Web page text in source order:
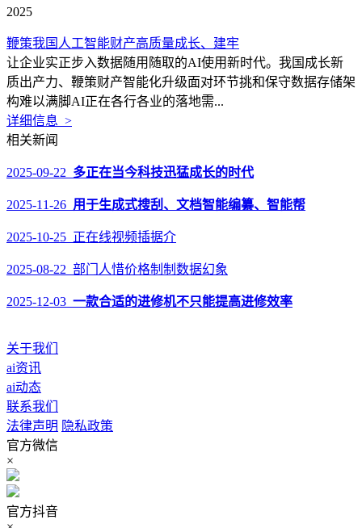
2025
鞭策我国人工智能财产高质量成长、建牢
让企业实正步入数据随用随取的AI使用新时代。我国成长新
质出产力、鞭策财产智能化升级面对环节挑和保守数据存储架
构难以满脚AI正在各行各业的落地需...
详细信息 >
相关新闻
2025-09-22 多正在当今科技迅猛成长的时代
2025-11-26 用于生成式搜刮、文档智能编纂、智能帮
2025-10-25 正在线视频插据介
2025-08-22 部门人惜价格制制数据幻象
2025-12-03 一款合适的进修机不只能提高进修效率
关于我们
ai资讯
ai动态
联系我们
法律声明 隐私政策
官方微信
×
官方抖音